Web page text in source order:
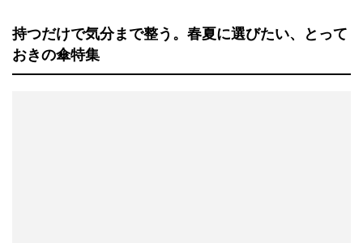
持つだけで気分まで整う。春夏に選びたい、とって
おきの傘特集